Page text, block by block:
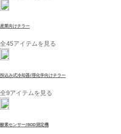
産業向けチラー
全45アイテムを見る
投込み式冷却器/理化学向けチラー
全9アイテムを見る
酸素センサー/BOD測定機